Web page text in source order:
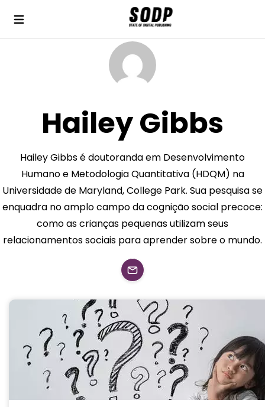
Hailey Gibbs
Hailey Gibbs é doutoranda em Desenvolvimento
Humano e Metodologia Quantitativa (HDQM) na
Universidade de Maryland, College Park. Sua pesquisa se
enquadra no amplo campo da cognição social precoce:
como as crianças pequenas utilizam seus
relacionamentos sociais para aprender sobre o mundo.